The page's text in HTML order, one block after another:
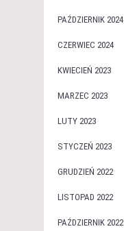
PAŹDZIERNIK 2024
CZERWIEC 2024
KWIECIEŃ 2023
MARZEC 2023
LUTY 2023
STYCZEŃ 2023
GRUDZIEŃ 2022
LISTOPAD 2022
PAŹDZIERNIK 2022